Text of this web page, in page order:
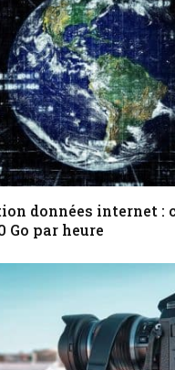
données internet :
Go par heure